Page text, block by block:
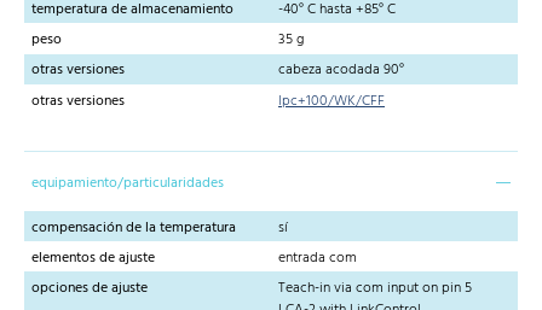
temperatura de almacenamiento
-40° C hasta +85° C
peso
35 g
otras versiones
cabeza acodada 90°
otras versiones
lpc+100/WK/CFF
equipamiento/particularidades
compensación de la temperatura
sí
elementos de ajuste
entrada com
opciones de ajuste
Teach-in via com input on pin 5